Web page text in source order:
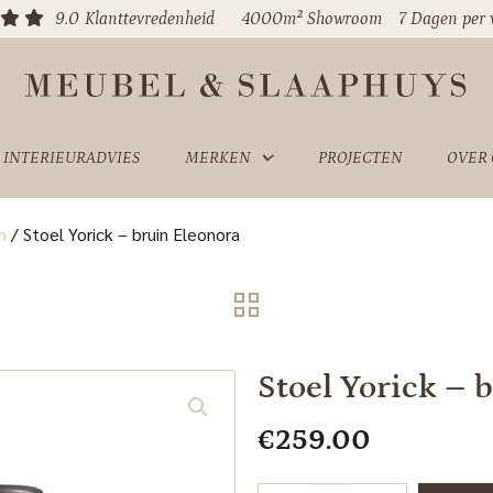
9.0 Klanttevredenheid 4000m² Showroom 7 Dagen per
INTERIEURADVIES MERKEN PROJECTEN OVER
/Stoel Yorick – bruin Eleonora
Stoel Yorick –
€259.00